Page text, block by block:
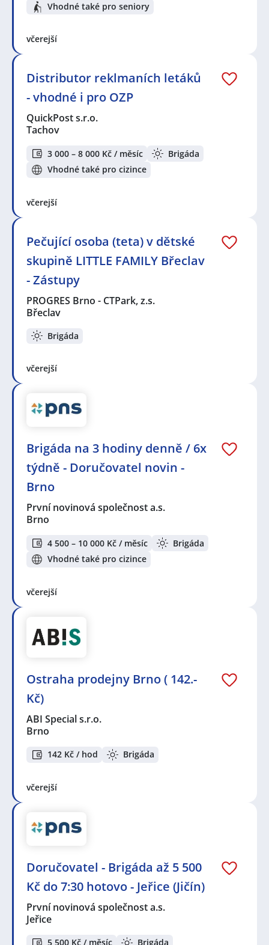
Vhodné také pro seniory
včerejší
Distributor reklmaních letáků
- vhodné i pro OZP
QuickPost s.r.o.
Tachov
3 000 – 8 000 Kč / měsíc
Brigáda
Vhodné také pro cizince
včerejší
Pečující osoba (teta) v dětské
skupině LITTLE FAMILY Břeclav
- Zástupy
PROGRES Brno - CTPark, z.s.
Břeclav
Brigáda
včerejší
Brigáda na 3 hodiny denně / 6x
týdně - Doručovatel novin -
Brno
První novinová společnost a.s.
Brno
4 500 – 10 000 Kč / měsíc
Brigáda
Vhodné také pro cizince
včerejší
Ostraha prodejny Brno ( 142.-
Kč)
ABI Special s.r.o.
Brno
142 Kč / hod Brigáda
včerejší
Doručovatel - Brigáda až 5 500
Kč do 7:30 hotovo - Jeřice (Jičín)
První novinová společnost a.s.
Jeřice
5 500 Kč / měsíc Brigáda